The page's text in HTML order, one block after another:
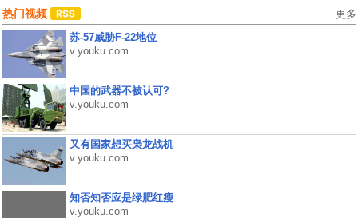
热门视频 更多
苏-57威胁F-22地位
v.youku.com
中国的武器不被认可?
v.youku.com
又有国家想买枭龙战机
v.youku.com
知否知否应是绿肥红瘦
v.youku.com